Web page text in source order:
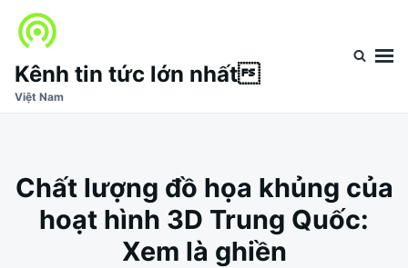
Nhảy
đến
nội
dung
Tìm
kiếm
cho:
Kênh tin tức lớn nhất
Việt Nam
Chất lượng đồ họa khủng của
hoạt hình 3D Trung Quốc:
Xem là ghiền